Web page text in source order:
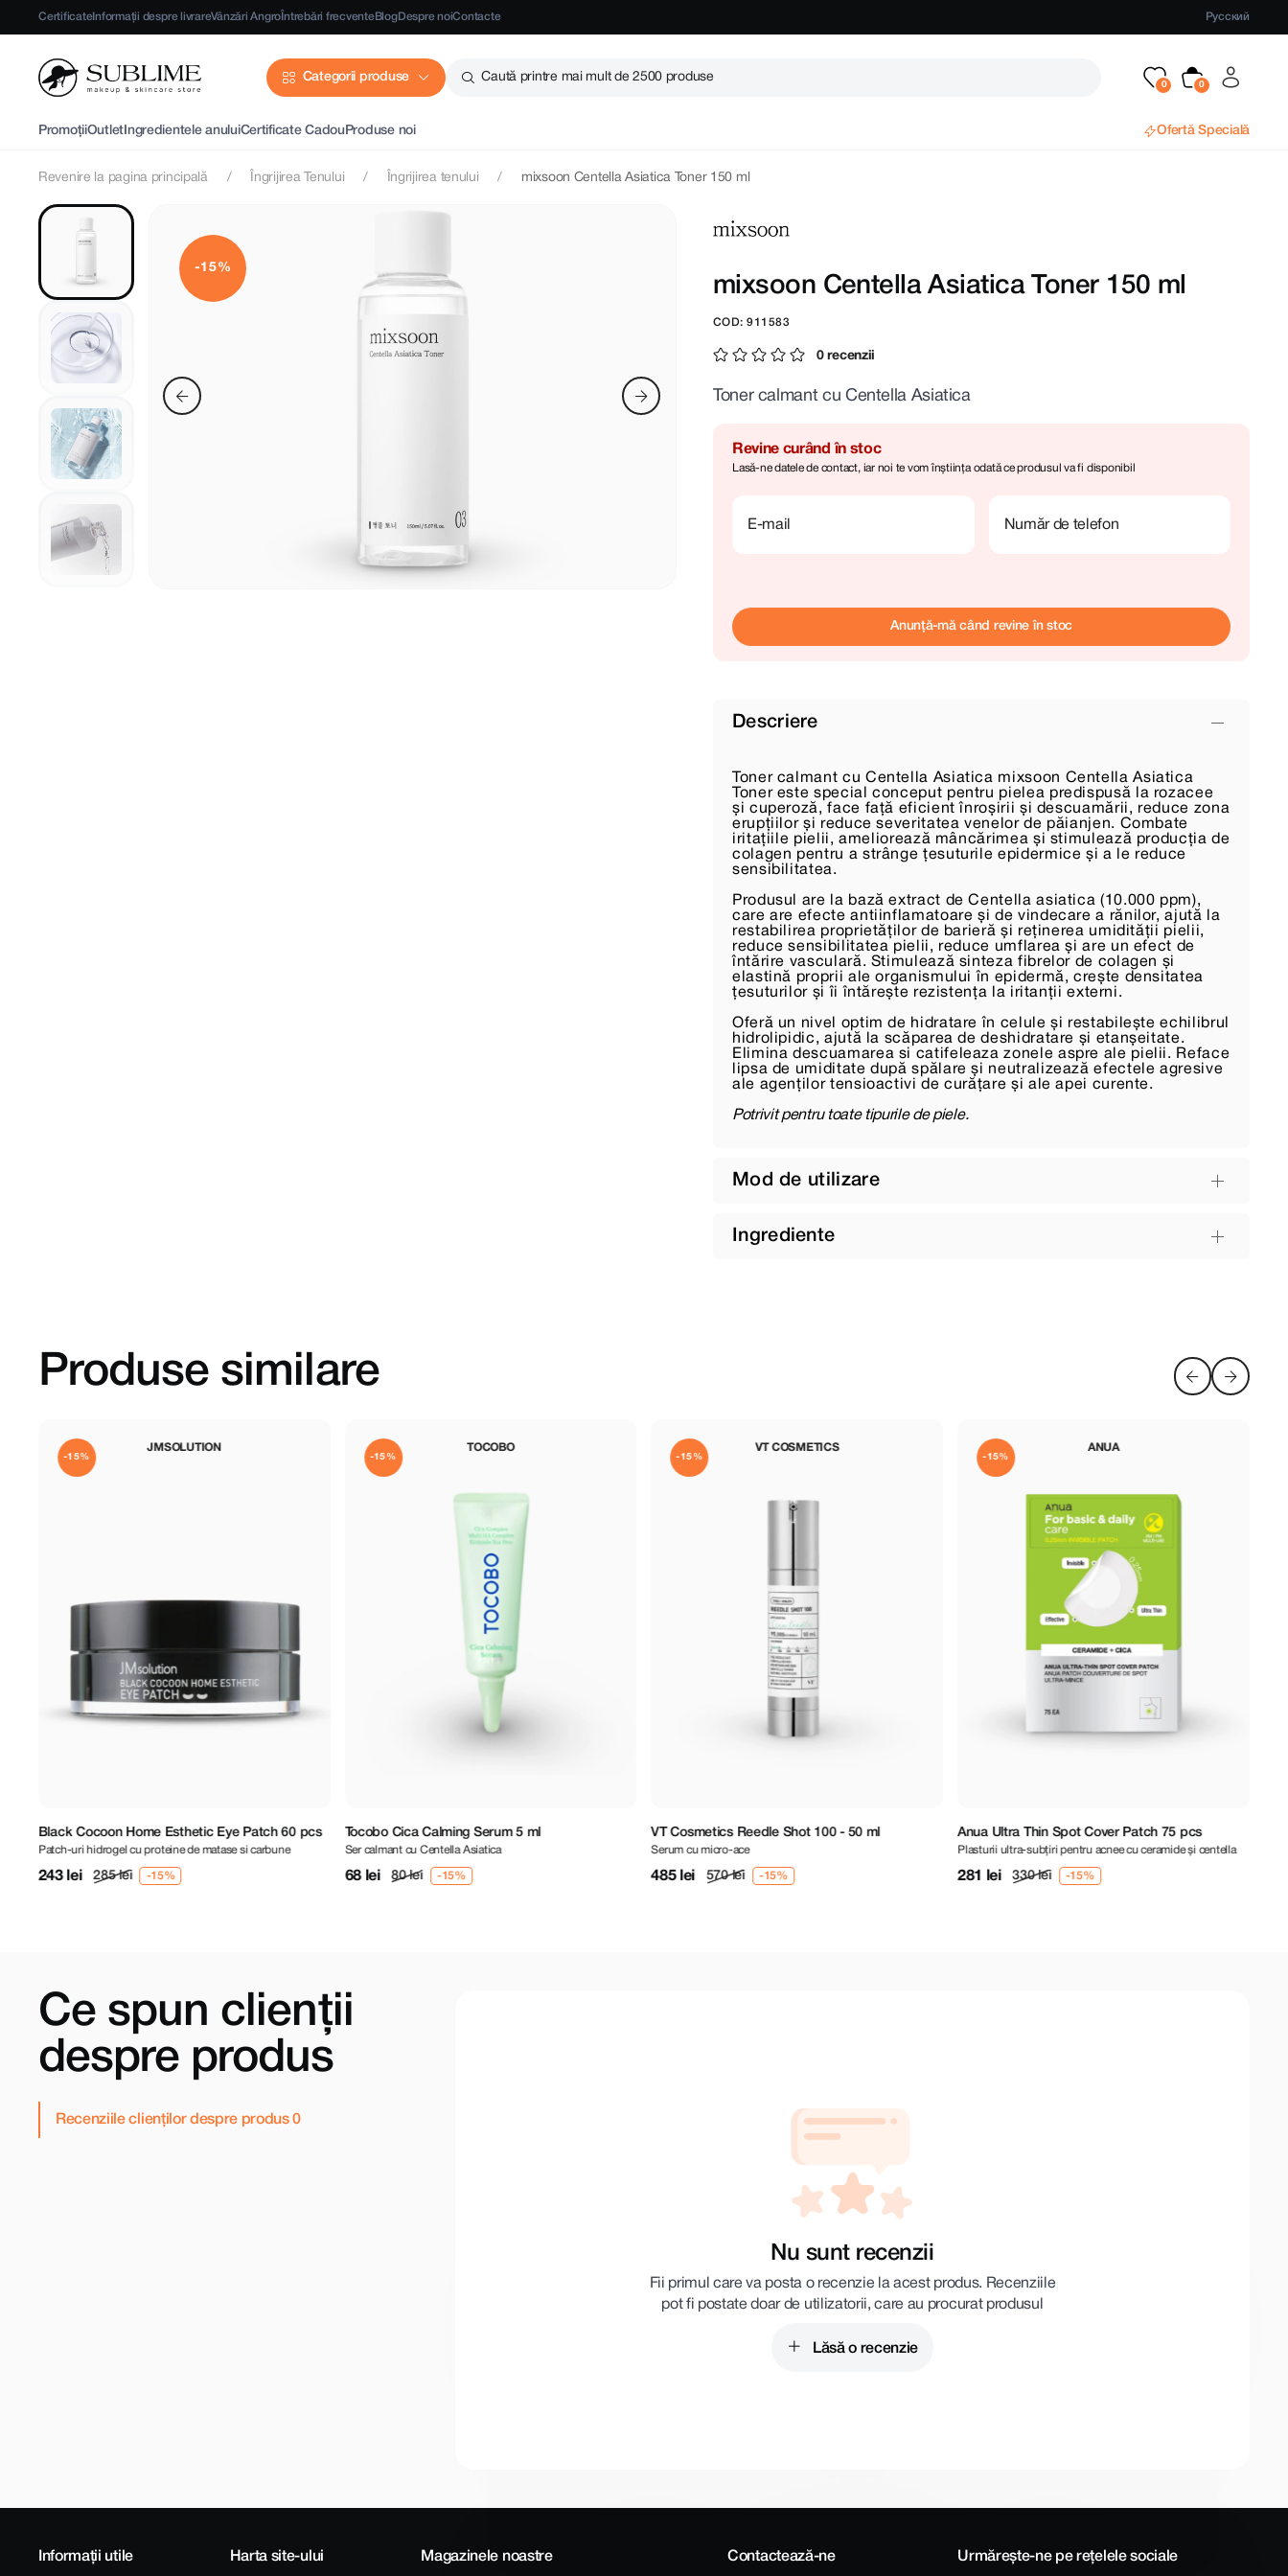
CertificateInformații despre livrareVânzări Angro Întrebări frecventeBlogDespre noiContacte Русский
Categorii produse Caută printre mai mult de 2500 produse
PromoțiiOutlet Ingredientele anuluiCertificate CadouProduse noi Ofertă Specială
Revenire la pagina principală Îngrijirea Tenului Îngrijirea tenului mixsoon Centella Asiatica Toner 150 ml
-15%
mixsoon Centella Asiatica Toner 150 ml
COD: 911583
0 recenzii
Toner calmant cu Centella Asiatica
Revine curând în stoc
Lasă-ne datele de contact, iar noi te vom înștiința odată ce produsul va fi disponibil
E-mail Număr de telefon
Anunță-mă când revine în stoc
Descriere
Toner calmant cu Centella Asiatica mixsoon Centella Asiatica
Toner este special conceput pentru pielea predispusă la rozacee
și cuperoză, face față eficient înroșirii și descuamării, reduce zona
erupțiilor și reduce severitatea venelor de păianjen. Combate
iritațiile pielii, ameliorează mâncărimea și stimulează producția de
colagen pentru a strânge țesuturile epidermice și a le reduce
sensibilitatea.
Produsul are la bază extract de Centella asiatica (10.000 ppm),
care are efecte antiinflamatoare și de vindecare a rănilor, ajută la
restabilirea proprietăților de barieră și reținerea umidității pielii,
reduce sensibilitatea pielii, reduce umflarea și are un efect de
întărire vasculară. Stimulează sinteza fibrelor de colagen și
elastină proprii ale organismului în epidermă, crește densitatea
țesuturilor și îi întărește rezistența la iritanții externi.
Oferă un nivel optim de hidratare în celule și restabilește echilibrul
hidrolipidic, ajută la scăparea de deshidratare și etanșeitate.
Elimina descuamarea si catifeleaza zonele aspre ale pielii. Reface
lipsa de umiditate după spălare și neutralizează efectele agresive
ale agenților tensioactivi de curățare și ale apei curente.
Potrivit pentru toate tipurile de piele.
Mod de utilizare
Ingrediente
Produse similare
Esthetic Eye Patch 60 pcs
de matase si carbune
Tocobo Cica Calming Serum 5 ml
Ser calmant cu Centella Asiatica
VT COSMETICS
VT Cosmetics Reedle Shot 100 - 50 ml
Serum cu micro-ace
Anua Ultra Thin Spot Cover Patch 75 pcs
Plasturii ultra-subțiri pentru acnee cu ceramide și centella
Geek&Gorgeous Porefectly
Serum exfoliant cu acid salicilic 2%
Ce spun clienții
despre produs
Recenziile clienților despre produs
Nu sunt recenzii
Fii primul care va posta o recenzie la acest produs. Recenziile
pot fi postate doar de utilizatorii, care au procurat produsul
Lăsă o recenzie
Informații utile Harta site-ului Magazinele noastre Contactează-ne Urmărește-ne pe rețelele sociale